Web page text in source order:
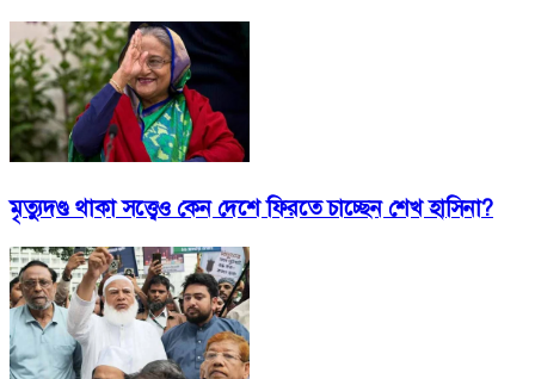
মৃত্যুদণ্ড থাকা সত্ত্বেও কেন দেশে ফিরতে চাচ্ছেন শেখ হাসিনা?